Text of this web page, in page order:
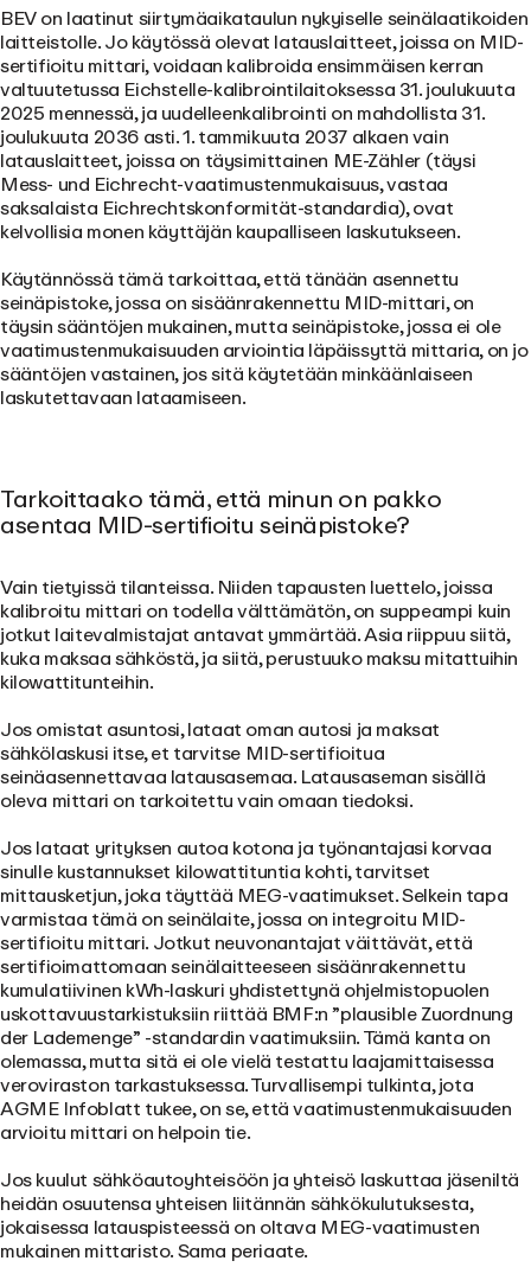
BEV on laatinut siirtymäaikataulun nykyiselle seinälaatikoiden
laitteistolle. Jo käytössä olevat latauslaitteet, joissa on MID-
sertifioitu mittari, voidaan kalibroida ensimmäisen kerran
valtuutetussa Eichstelle-kalibrointilaitoksessa 31. joulukuuta
2025 mennessä, ja uudelleenkalibrointi on mahdollista 31.
joulukuuta 2036 asti.1. tammikuuta 2037alkaen vain
latauslaitteet, joissa on täysimittainen ME-Zähler (täysi
Mess- und Eichrecht-vaatimustenmukaisuus, vastaa
saksalaista Eichrechtskonformität-standardia), ovat
kelvollisia monen käyttäjän kaupalliseen laskutukseen.
Käytännössä tämä tarkoittaa, että tänään asennettu
seinäpistoke, jossa on sisäänrakennettu MID-mittari, on
täysin sääntöjen mukainen, mutta seinäpistoke, jossa ei ole
vaatimustenmukaisuuden arviointia läpäissyttä mittaria, on jo
sääntöjen vastainen, jos sitä käytetään minkäänlaiseen
laskutettavaan lataamiseen.
Tarkoittaako tämä, että minun on pakko
asentaa MID-sertifioitu seinäpistoke?
Vain tietyissä tilanteissa. Niiden tapausten luettelo, joissa
kalibroitu mittari on todella välttämätön, on suppeampi kuin
jotkut laitevalmistajat antavat ymmärtää. Asia riippuu siitä,
kuka maksaa sähköstä, ja siitä, perustuuko maksu mitattuihin
kilowattitunteihin.
Jos omistat asuntosi, lataat oman autosi ja maksat
sähkölaskusi itse, et tarvitse MID-sertifioitua
seinäasennettavaa latausasemaa. Latausaseman sisällä
oleva mittari on tarkoitettu vain omaan tiedoksi.
Jos lataat yrityksen autoa kotona ja työnantajasi korvaa
sinulle kustannukset kilowattituntia kohti, tarvitset
mittausketjun, joka täyttää MEG-vaatimukset. Selkein tapa
varmistaa tämä on seinälaite, jossa on integroitu MID-
sertifioitu mittari. Jotkut neuvonantajat väittävät, että
sertifioimattomaan seinälaitteeseen sisäänrakennettu
kumulatiivinen kWh-laskuri yhdistettynä ohjelmistopuolen
uskottavuustarkistuksiin riittää BMF:n ”plausible Zuordnung
der Lademenge” -standardin vaatimuksiin. Tämä kanta on
olemassa, mutta sitä ei ole vielä testattu laajamittaisessa
veroviraston tarkastuksessa. Turvallisempi tulkinta, jota
AGME Infoblatt tukee, on se, että vaatimustenmukaisuuden
arvioitu mittari on helpoin tie.
Jos kuulut sähköautoyhteisöön ja yhteisö laskuttaa jäseniltä
heidän osuutensa yhteisen liitännän sähkökulutuksesta,
jokaisessa latauspisteessä on oltava MEG-vaatimusten
mukainen mittaristo. Sama periaate.